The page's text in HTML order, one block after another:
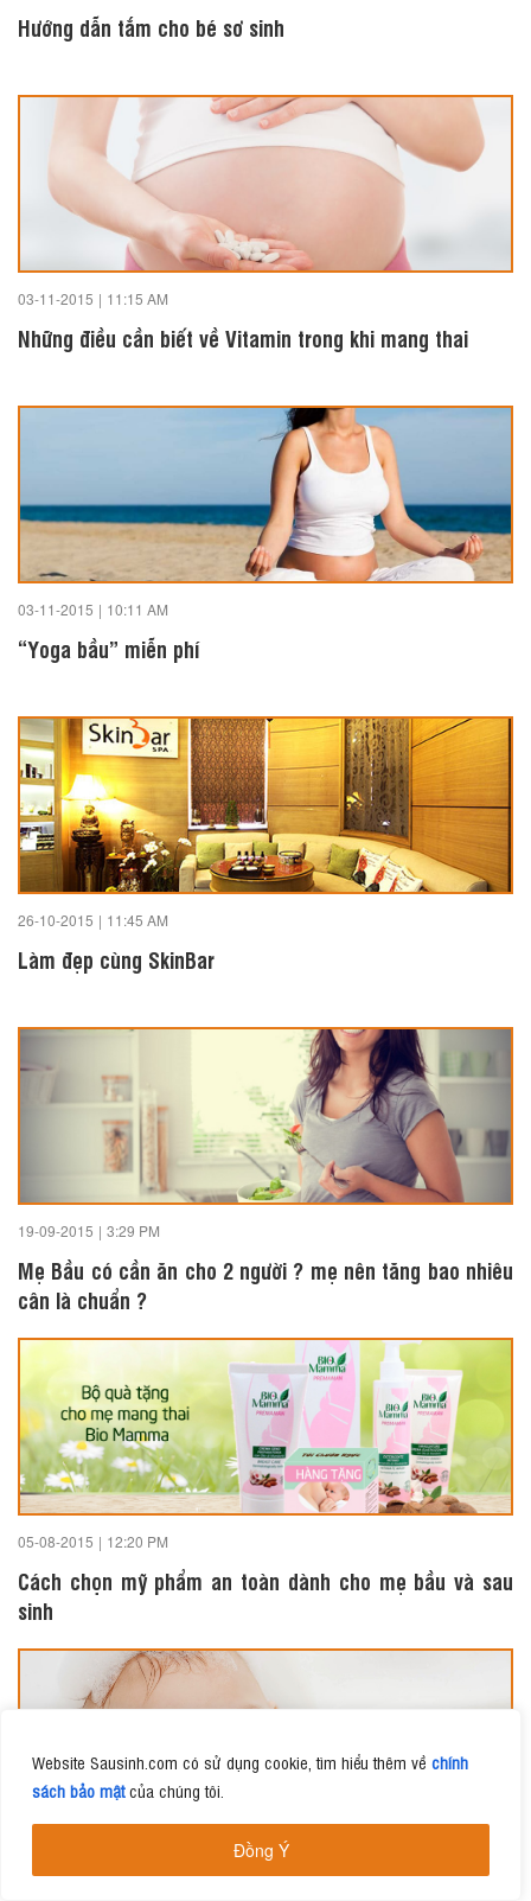
Website Sausinh.com có sử dụng cookie, tìm hiểu thêm về chính
sách bảo mậtcủa chúng tôi.
Đồng Ý
Hướng dẫn tắm cho bé sơ sinh
03-11-2015 | 11:15 AM
Những điều cần biết về Vitamin trong khi mang thai
03-11-2015 | 10:11 AM
“Yoga bầu” miễn phí
26-10-2015 | 11:45 AM
Làm đẹp cùng SkinBar
19-09-2015 | 3:29 PM
Mẹ Bầu có cần ăn cho 2 người ? mẹ nên tăng bao nhiêu
cân là chuẩn ?
05-08-2015 | 12:20 PM
Cách chọn mỹ phẩm an toàn dành cho mẹ bầu và sau
sinh